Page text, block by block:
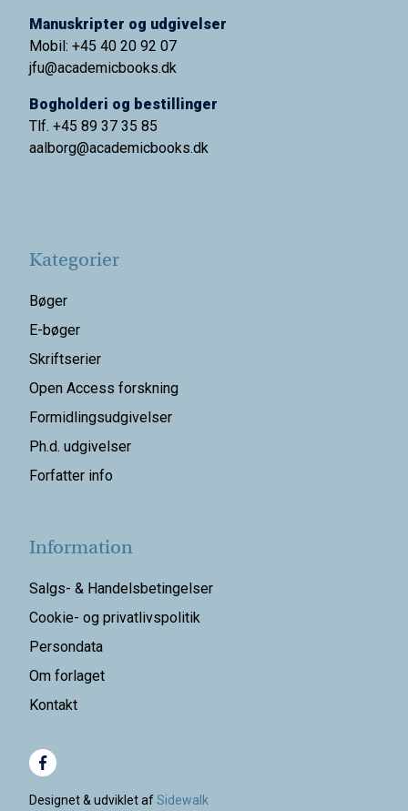
Manuskripter og udgivelser
Mobil: +45 40 20 92 07
jfu@academicbooks.dk
Bogholderi og bestillinger
Tlf. +45 89 37 35 85
aalborg@academicbooks.dk
Kategorier
Bøger
E-bøger
Skriftserier
Open Access forskning
Formidlingsudgivelser
Ph.d. udgivelser
Forfatter info
Information
Salgs- & Handelsbetingelser
Cookie- og privatlivspolitik
Persondata
Om forlaget
Kontakt
Designet & udviklet afSidewalk